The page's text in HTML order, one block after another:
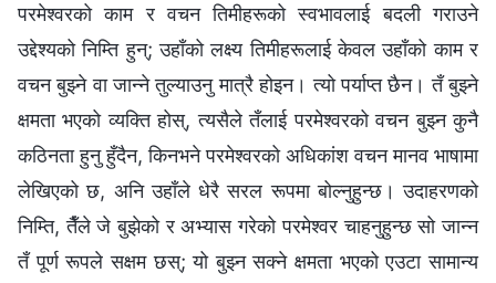
परमेश्‍वरको काम र वचन तिमीहरूको स्वभावलाई बदली गराउने
उद्देश्यको निम्ति हुन्; उहाँको लक्ष्य तिमीहरूलाई केवल उहाँको काम र
वचन बुझ्ने वा जान्ने तुल्याउनु मात्रै होइन। त्यो पर्याप्त छैन। तँ बुझ्ने
क्षमता भएको व्यक्ति होस्, त्यसैले तँलाई परमेश्‍वरको वचन बुझ्न कुनै
कठिनता हुनु हुँदैन, किनभने परमेश्‍वरको अधिकांश वचन मानव भाषामा
लेखिएको छ, अनि उहाँले धेरै सरल रूपमा बोल्नुहुन्छ। उदाहरणको
निम्ति, तैँले जे बुझेको र अभ्यास गरेको परमेश्‍वर चाहनुहुन्छ सो जान्न
तँ पूर्ण रूपले सक्षम छस्; यो बुझ्‍न सक्‍ने क्षमता भएको एउटा सामान्य